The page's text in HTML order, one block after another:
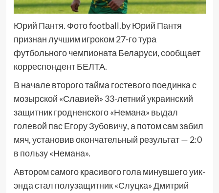
Юрий Пантя. Фото football.by Юрий Пантя
признан лучшим игроком 27-го тура
футбольного чемпионата Беларуси, сообщает
корреспондент БЕЛТА.
В начале второго тайма гостевого поединка с
мозырской «Славией» 33-летний украинский
защитник гродненского «Немана» выдал
голевой пас Егору Зубовичу, а потом сам забил
мяч, установив окончательный результат — 2:0
в пользу «Немана».
Автором самого красивого гола минувшего уик-
энда стал полузащитник «Слуцка» Дмитрий